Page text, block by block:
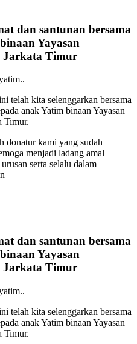
dan santunan bersama
Yayasan
Jarkata Timur
telah kita selenggarkan bersama
anak Yatim binaan Yayasan
Timur.
donatur kami yang sudah
menjadi ladang amal
serta selalu dalam
dan santunan bersama
Yayasan
Jarkata Timur
telah kita selenggarkan bersama
anak Yatim binaan Yayasan
Timur.